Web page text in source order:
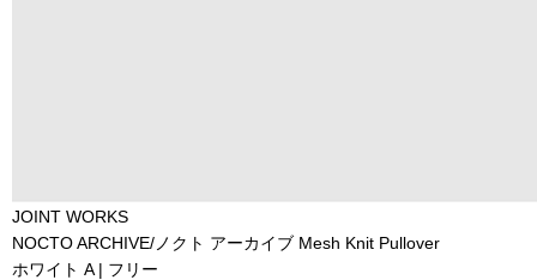
JOINT WORKS
NOCTO ARCHIVE/ノクト アーカイブ Mesh Knit Pullover
ホワイト A | フリー